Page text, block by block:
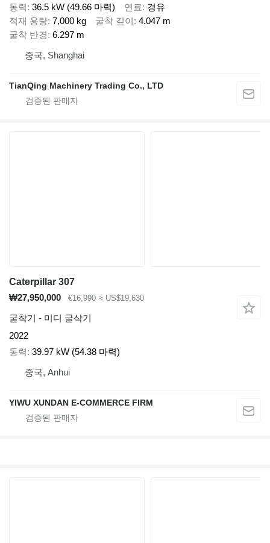
동력 36.5 kW (49.66 마력) 연료
경유
적재 용량 7,000 kg 굴착 깊이 4.047 m
굴착 반경 6.297 m
중국, Shanghai
TianQing Machinery Trading Co., LTD
Caterpillar 307
₩27,950,000
€16,990 ≈ US$19,630
굴착기 - 미디 굴삭기
2022
동력 39.97 kW (54.38 마력)
중국, Anhui
YIWU XUNDAN E-COMMERCE FIRM